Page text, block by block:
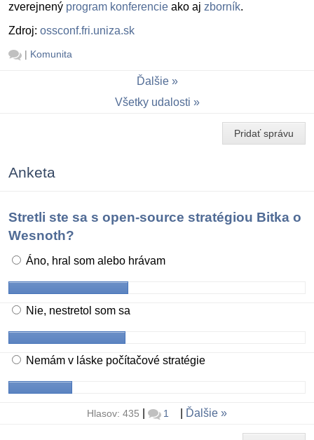
zverejnený program konferencie ako aj zborník.
Zdroj: ossconf.fri.uniza.sk
| Komunita
Ďalšie
Všetky udalosti
Pridať správu
Anketa
Stretli ste sa s open-source stratégiou Bitka o
Wesnoth?
Áno, hral som alebo hrávam
Nie, nestretol som sa
Nemám v láske počítačové stratégie
Hlasov: 435 1 Ďalšie